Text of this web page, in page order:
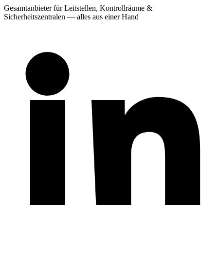
Gesamtanbieter für Leitstellen, Kontrollräume &
Sicherheitszentralen — alles aus einer Hand